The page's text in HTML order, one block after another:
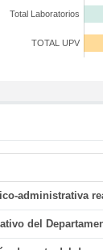
TOTAL UPV
Total Laboratorios
administrativa
del